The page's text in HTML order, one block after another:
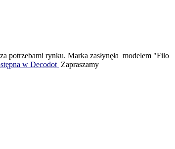
potrzebami rynku. Marka zasłynęła modelem "Filo
w Decodot Zapraszamy